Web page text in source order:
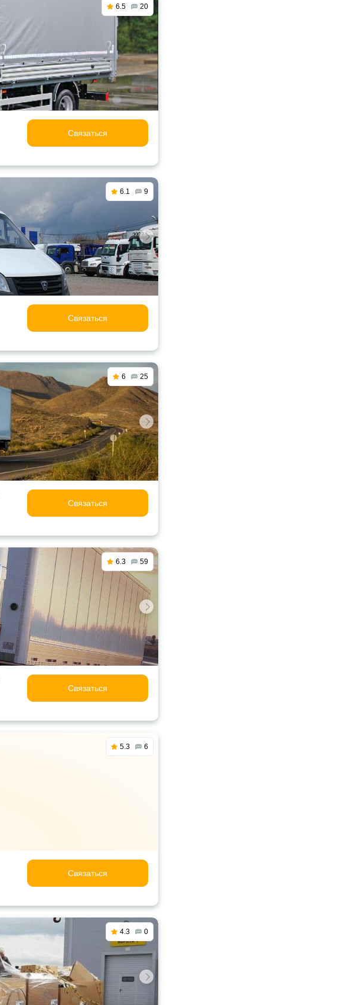
6.5 20
Связаться
6.1 9
Связаться
6 25
Связаться
6.3 59
Связаться
5.3 6
Связаться
4.3 0